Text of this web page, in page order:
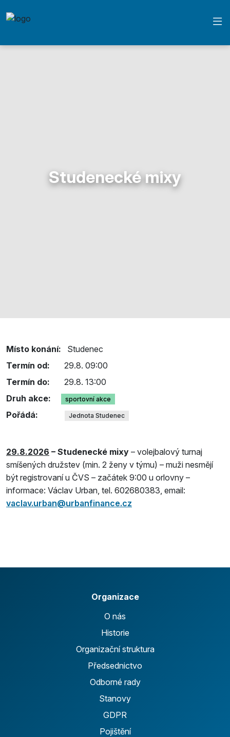
Studenecké mixy
Místo konání:
Studenec
Termín od:
29.8. 09:00
Termín do:
29.8. 13:00
Druh akce:
sportovní akce
Pořádá: Jednota Studenec
29.8.2026 – Studenecké mixy – volejbalový turnaj
smíšených družstev (min. 2 ženy v týmu) – muži nesmějí
být registrovaní u ČVS – začátek 9:00 u orlovny –
informace: Václav Urban, tel. 602680383, email:
vaclav.urban@urbanfinance.cz
Organizace
O nás
Historie
Organizační struktura
Předsednictvo
Odborné rady
Stanovy
GDPR
Pojištění